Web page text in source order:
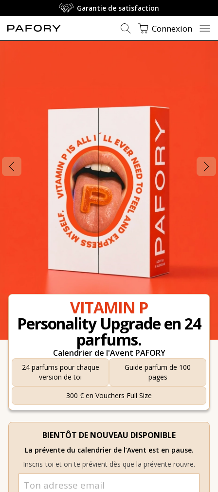
Garantie de satisfaction
Connexion
VITAMIN P
Personality Upgrade en 24
parfums.
Calendrier de l'Avent PAFORY
24 parfums pour chaque
version de toi
Guide parfum de 100
pages
300 € en Vouchers Full Size
BIENTÔT DE NOUVEAU DISPONIBLE
La prévente du calendrier de l’Avent est en pause.
Inscris-toi et on te prévient dès que la prévente rouvre.